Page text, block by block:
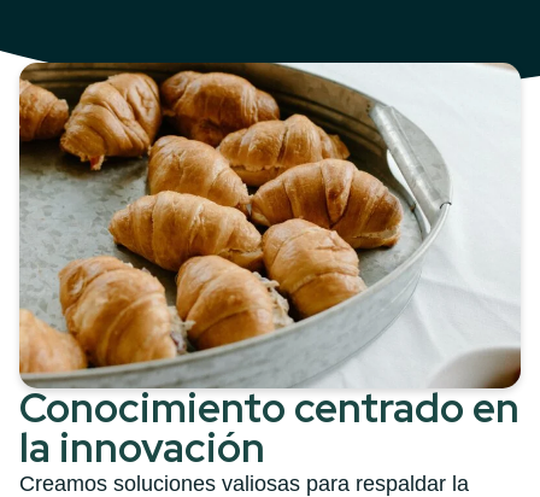
Conocimiento centrado en
la innovación
Creamos soluciones valiosas para respaldar la